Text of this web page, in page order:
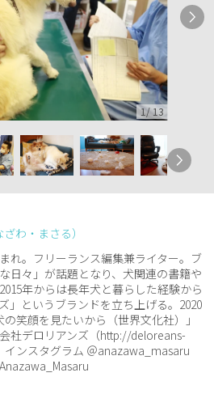
1/13
わ・まさる）
れ。フリーランス編集兼ライター。ブ
日々」が話題となり、犬関連の書籍や
年からは長年犬と暮らした経験から
」というブランドを立ち上げる。2020
笑顔を見たいから（世界文化社）」
社デロリアンズ（http://deloreans-
インスタグラム ＠anazawa_masaru